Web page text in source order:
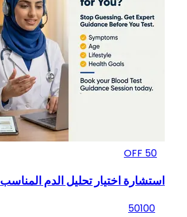
50
استشارة اختيار تحليل الدم المناسب
50100